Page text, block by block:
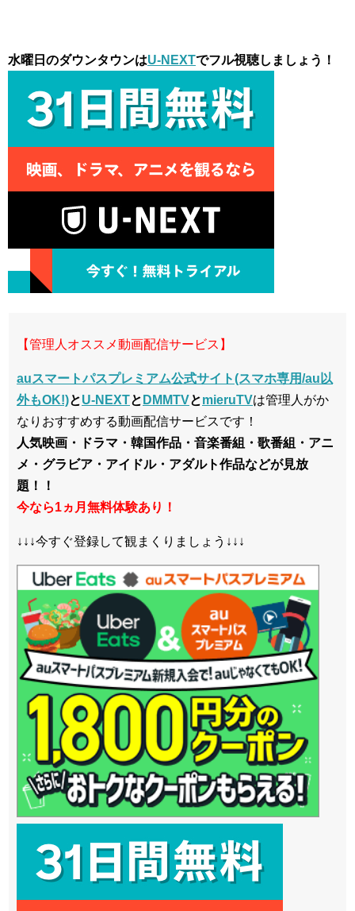
水曜日のダウンタウンはU-NEXTでフル視聴しましょう！
【管理人オススメ動画配信サービス】
auスマートパスプレミアム公式サイト(スマホ専用/au以
外もOK!)とU-NEXTと DMMTVとmieruTVは管理人がか
なりおすすめする動画配信サービスです！
人気映画・ドラマ・韓国作品・音楽番組・歌番組・アニ
メ・グラビア・アイドル・アダルト作品などが見放
題！！
今なら1ヵ月無料体験あり！
↓↓↓今すぐ登録して観まくりましょう↓↓↓